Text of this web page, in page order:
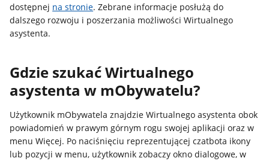
dostępnej na stronie. Zebrane informacje posłużą do
dalszego rozwoju i poszerzania możliwości Wirtualnego
asystenta.
Gdzie szukać Wirtualnego
asystenta w mObywatelu?
Użytkownik mObywatela znajdzie Wirtualnego asystenta obok
powiadomień w prawym górnym rogu swojej aplikacji oraz w
menu Więcej. Po naciśnięciu reprezentującej czatbota ikony
lub pozycji w menu, użytkownik zobaczy okno dialogowe, w